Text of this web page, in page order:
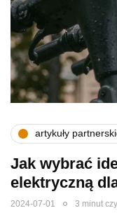
artykuły
Jak wybrać
elektryczną
2024-07-01 3 minut